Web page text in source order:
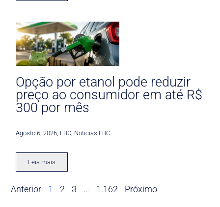
Opção por etanol pode reduzir
preço ao consumidor em até R$
300 por mês
Agosto 6, 2026 LBC Noticias LBC
Leia mais
Anterior 1 2 3 … 1.162 Próximo